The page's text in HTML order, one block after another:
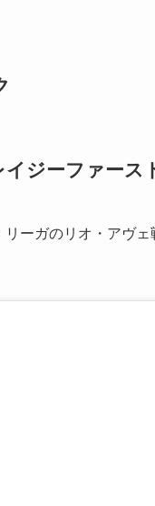
ジーファース
ーガのリオ・アヴ